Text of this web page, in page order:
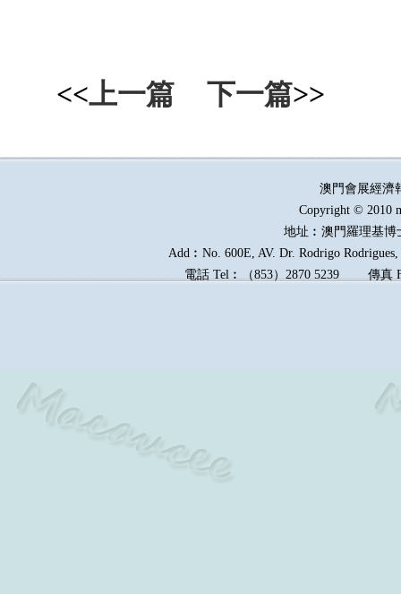
<<上一篇 下一篇>>
澳門會展經
Copyright © 2010
地址︰澳門羅理基博
Add︰No. 600E, AV. Dr. Rodrigo
電話 Tel︰（853）2870 5239傳真